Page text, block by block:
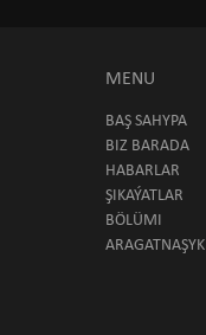
MENU
BAŞ SAHYPA
BIZ BARADA
HABARLAR
ŞIKAÝATLAR
BÖLÜMI
ARAGATNAŞYK